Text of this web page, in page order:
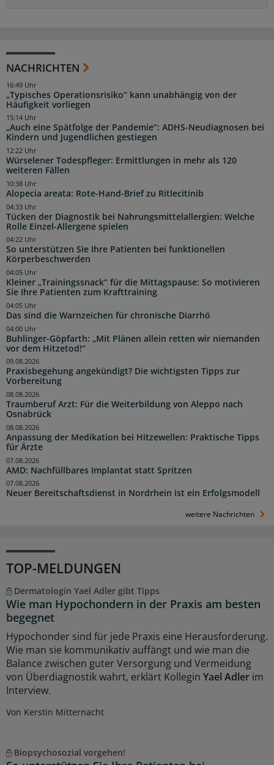
NACHRICHTEN
„Typisches Operationsrisiko“ kann unabhängig von der
Häufigkeit vorliegen
16:49 Uhr
„Auch eine Spätfolge der Pandemie“: ADHS-Neudiagnosen bei
Kindern und Jugendlichen gestiegen
15:14 Uhr
Würselener Todespfleger: Ermittlungen in mehr als 120
weiteren Fällen
12:22 Uhr
Alopecia areata: Rote-Hand-Brief zu Ritlecitinib
10:38 Uhr
Tücken der Diagnostik bei Nahrungsmittelallergien: Welche
Rolle Einzel-Allergene spielen
04:33 Uhr
So unterstützen Sie Ihre Patienten bei funktionellen
Körperbeschwerden
04:22 Uhr
Kleiner „Trainingssnack“ für die Mittagspause: So motivieren
Sie Ihre Patienten zum Krafttraining
04:05 Uhr
Das sind die Warnzeichen für chronische Diarrhö
04:05 Uhr
Buhlinger-Göpfarth: „Mit Plänen allein retten wir niemanden
vor dem Hitzetod!“
04:00 Uhr
Praxisbegehung angekündigt? Die wichtigsten Tipps zur
Vorbereitung
09.08.2026
Traumberuf Arzt: Für die Weiterbildung von Aleppo nach
Osnabrück
08.08.2026
Anpassung der Medikation bei Hitzewellen: Praktische Tipps
für Ärzte
08.08.2026
AMD: Nachfüllbares Implantat statt Spritzen
07.08.2026
Neuer Bereitschaftsdienst in Nordrhein ist ein Erfolgsmodell
07.08.2026
weitere Nachrichten
TOP-MELDUNGEN
Dermatologin Yael Adler gibt Tipps
Wie man Hypochondern in der Praxis am besten
begegnet
Hypochonder sind für jede Praxis eine Herausforderung.
Wie man sie kommunikativ auffängt und wie man die
Balance zwischen guter Versorgung und Vermeidung
von Überdiagnostik wahrt, erklärt Kollegin Yael Adler im
Interview.
Von Kerstin Mitternacht
Biopsychosozial vorgehen!